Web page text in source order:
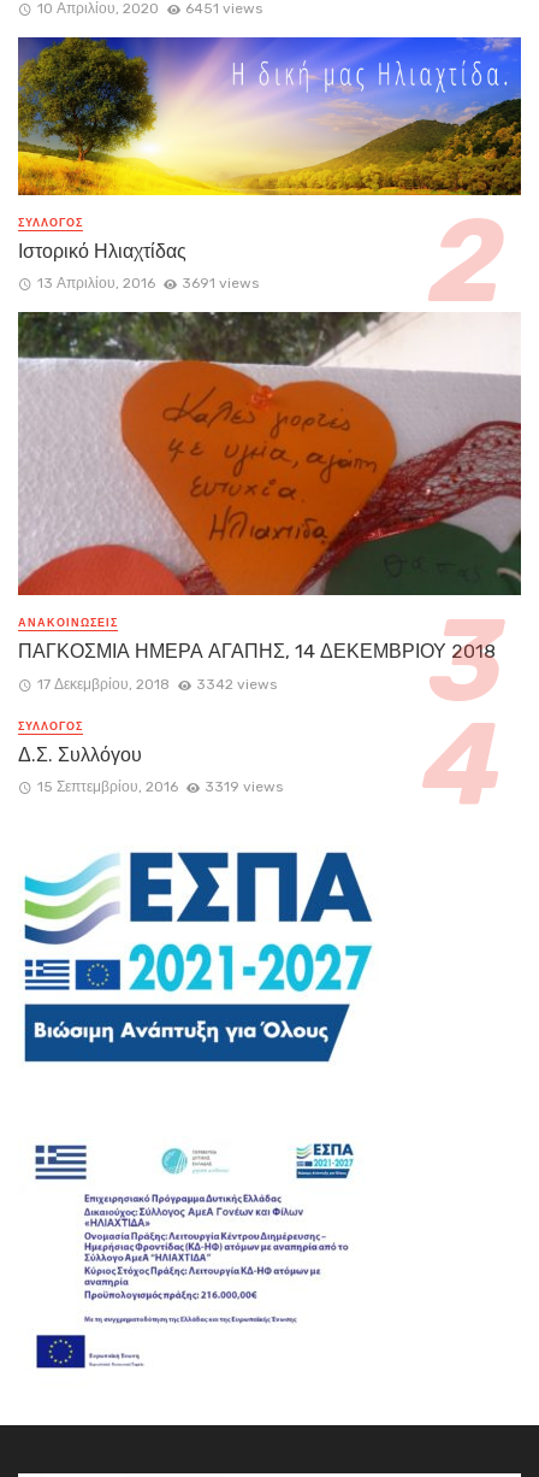
10 Απριλίου, 2020 6451 views
ΣΥΛΛΟΓΟΣ
Ιστορικό Ηλιαχτίδας
13 Απριλίου, 2016 3691 views
ΑΝΑΚΟΙΝΏΣΕΙΣ
ΠΑΓΚΟΣΜΙΑ ΗΜΕΡΑ ΑΓΑΠΗΣ, 14 ΔΕΚΕΜΒΡΙΟΥ 2018
17 Δεκεμβρίου, 2018 3342 views
ΣΥΛΛΟΓΟΣ
Δ.Σ. Συλλόγου
15 Σεπτεμβρίου, 2016 3319 views